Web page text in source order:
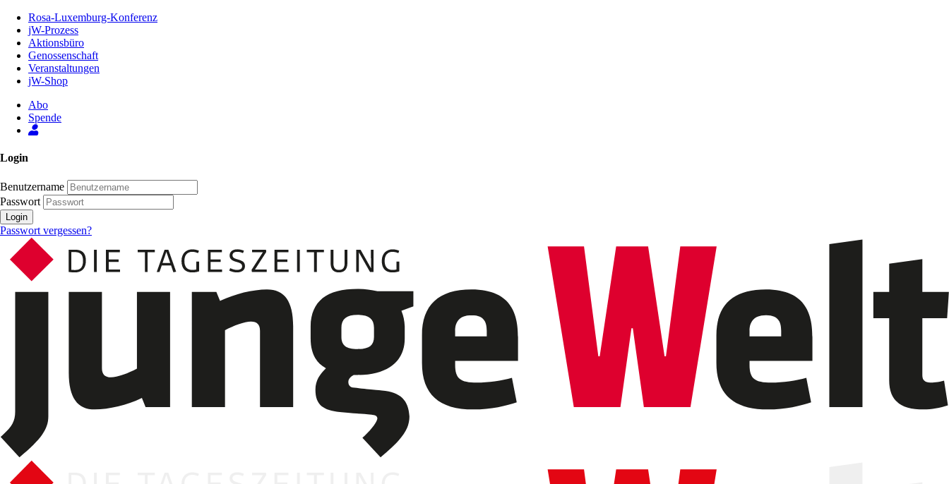
Inhalt
Seite
Rosa-Luxemburg-Konferenz
jW-Prozess
Aktionsbüro
Genossenschaft
Veranstaltungen
jW-Shop
Abo
Spende
Login
Benutzername
Passwort
Login
Passwort vergessen?